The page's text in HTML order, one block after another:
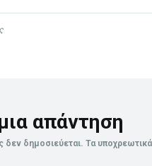
απάντηση
δεν δημοσιεύεται. Τα